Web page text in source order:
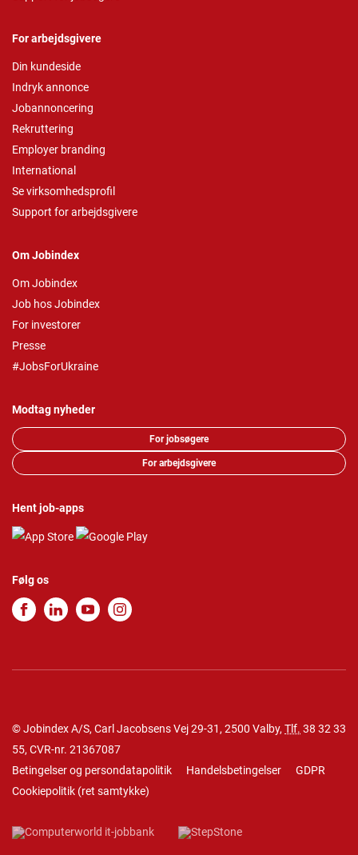
For arbejdsgivere
Din kundeside
Indryk annonce
Jobannoncering
Rekruttering
Employer branding
International
Se virksomhedsprofil
Support for arbejdsgivere
Om Jobindex
Om Jobindex
Job hos Jobindex
For investorer
Presse
#JobsForUkraine
Modtag nyheder
For jobsøgere
For arbejdsgivere
Hent job-apps
Følg os
© Jobindex A/S, Carl Jacobsens Vej 29-31, 2500 Valby, Tlf. 38 32 33
55, CVR-nr. 21367087
Betingelser og persondatapolitik
Handelsbetingelser
GDPR
Cookiepolitik (ret samtykke)